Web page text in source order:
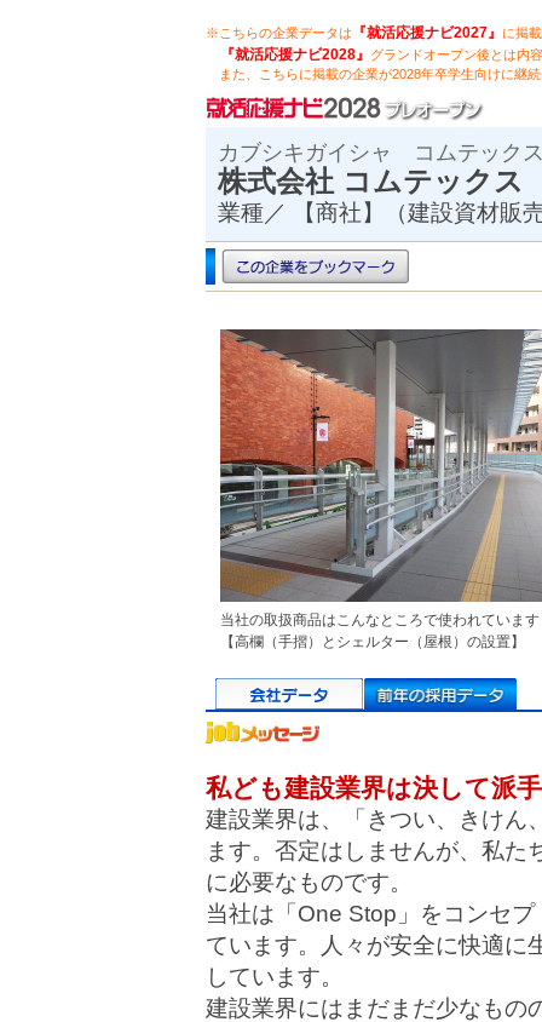
※こちらの企業データは 『就活応援ナビ2027』 に掲
『就活応援ナビ2028』 グランドオープン後とは内
また、こちらに掲載の企業が2028年卒学生向けに継
カブシキガイシャ コムテック
株式会社 コムテッ
業種／ 【商社】（建設資材販
当社の取扱商品はこんなところで使われていま
【高欄（手摺）とシェルター（屋根）の設置】
私ども建設業界は決して派
建設業界は、「きつい、きけん
ます。否定はしませんが、私
に必要なものです。
当社は「One Stop」をコンセ
ています。人々が安全に快適に
しています。
建設業界にはまだまだ少なもの